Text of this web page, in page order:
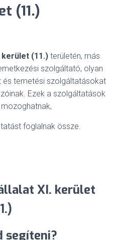
(11.)
(11.)területén, más
szolgáltató, olyan
és temetési szolgáltatásokat
Ezek a szolgáltatások
foglalnak össze.
XI. kerület
segíteni?